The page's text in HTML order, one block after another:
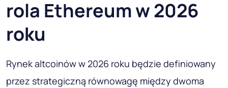
rola Ethereum w 2026
roku
Rynek altcoinów w 2026 roku będzie definiowany
przez strategiczną równowagę między dwoma